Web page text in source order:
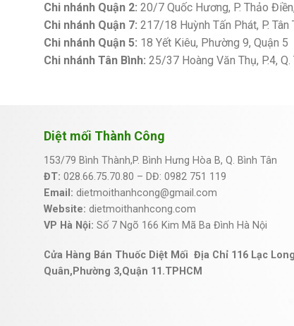
Chi nhánh Quận 2: 20/7 Quốc Hương, P. Thảo
Chi nhánh Quận 7: 217/18 Huỳnh Tấn Phát, P.
Chi nhánh Quận 5: 18 Yết Kiêu, Phường 9, Quận 5
Chi nhánh Tân Bình: 25/37 Hoàng Văn Thụ, P.4, Q.
Diệt mối Thành Công
153/79 Bình Thành,P. Bình Hưng Hòa B, Q. Bình Tân
ĐT: 028.66.75.70.80 – DĐ: 0982 751 119
Email: dietmoithanhcong@gmail.com
Website: dietmoithanhcong.com
VP Hà Nội: Số 7 Ngõ 166 Kim Mã Ba Đình Hà Nội
Cửa Hàng Bán Thuốc Diệt Mối Địa Chỉ 116 Lạc Long
Quân,Phường 3,Quận 11.TPHCM